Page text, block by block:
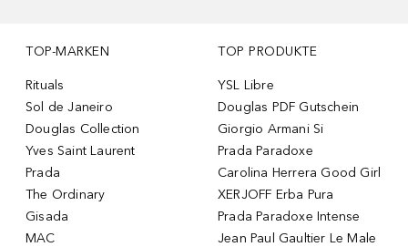
TOP-MARKEN
Rituals
Sol de Janeiro
Douglas Collection
Yves Saint Laurent
Prada
The Ordinary
Gisada
MAC
TOP PRODUKTE
YSL Libre
Douglas PDF Gutschein
Giorgio Armani Si
Prada Paradoxe
Carolina Herrera Good Girl
XERJOFF Erba Pura
Prada Paradoxe Intense
Jean Paul Gaultier Le Male